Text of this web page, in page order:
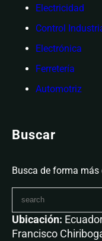
Electricidad
Control
Electrónica
Ferretería
Automotriz
Buscar
Busca de forma
Ubicación:
Francisco